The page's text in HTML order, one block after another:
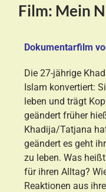
Film: Mein
Dokumentarfilm
Die 27-jährige
Islam konvertiert:
leben und trägt
geändert früher
Khadija/Tatjana
geändert es geht
zu leben. Was
für ihren Alltag?
Reaktionen aus